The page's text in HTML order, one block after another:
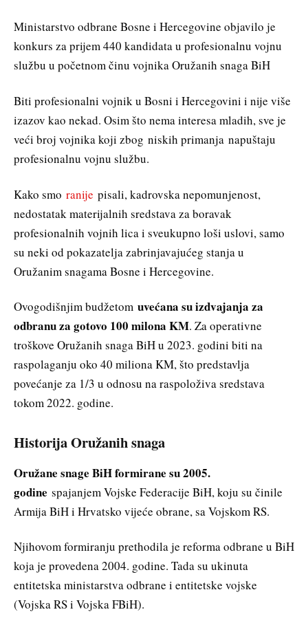
Ministarstvo odbrane Bosne i Hercegovine objavilo je
konkurs za prijem 440 kandidata u profesionalnu vojnu
službu u početnom činu vojnika Oružanih snaga BiH
Biti profesionalni vojnik u Bosni i Hercegovini i nije više
izazov kao nekad. Osim što nema interesa mladih, sve je
veći broj vojnika koji zbog niskih primanja napuštaju
profesionalnu vojnu službu.
Kako smo ranije pisali, kadrovska nepomunjenost,
nedostatak materijalnih sredstava za boravak
profesionalnih vojnih lica i sveukupno loši uslovi, samo
su neki od pokazatelja zabrinjavajućeg stanja u
Oružanim snagama Bosne i Hercegovine.
Ovogodišnjim budžetom uvećana su izdvajanja za
odbranu za gotovo 100 milona KM. Za operativne
troškove Oružanih snaga BiH u 2023. godini biti na
raspolaganju oko 40 miliona KM, što predstavlja
povećanje za 1/3 u odnosu na raspoloživa sredstava
tokom 2022. godine.
Historija Oružanih snaga
Oružane snage BiH formirane su 2005.
godine spajanjem Vojske Federacije BiH, koju su činile
Armija BiH i Hrvatsko vijeće obrane, sa Vojskom RS.
Njihovom formiranju prethodila je reforma odbrane u BiH
koja je provedena 2004. godine. Tada su ukinuta
entitetska ministarstva odbrane i entitetske vojske
(Vojska RS i Vojska FBiH).